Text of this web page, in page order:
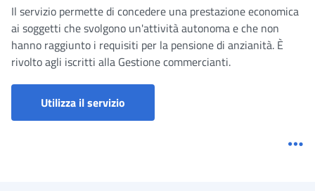
Il servizio permette di concedere una prestazione economica
ai soggetti che svolgono un'attività autonoma e che non
hanno raggiunto i requisiti per la pensione di anzianità. È
rivolto agli iscritti alla Gestione commercianti.
Utilizza il servizio